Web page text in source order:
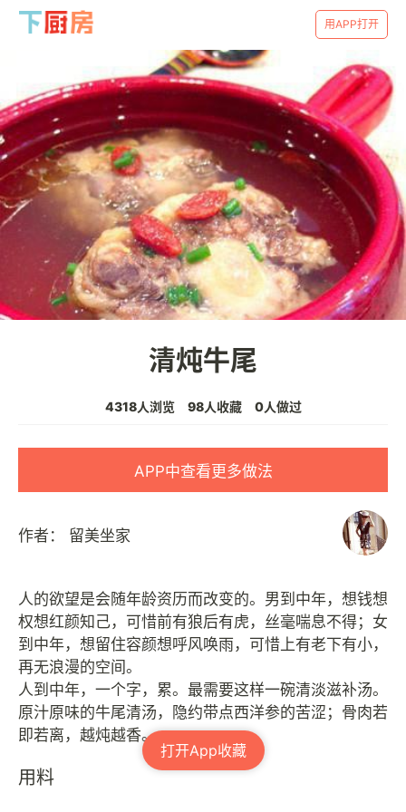
用APP打开
清炖牛尾
4318人浏览 98人收藏 0人做过
APP中查看更多做法
作者： 留美坐家
人的欲望是会随年龄资历而改变的。男到中年，想钱想
权想红颜知己，可惜前有狼后有虎，丝毫喘息不得；女
到中年，想留住容颜想呼风唤雨，可惜上有老下有小，
再无浪漫的空间。
人到中年，一个字，累。最需要这样一碗清淡滋补汤。
原汁原味的牛尾清汤，隐约带点西洋参的苦涩；骨肉若
用料
打开App收藏